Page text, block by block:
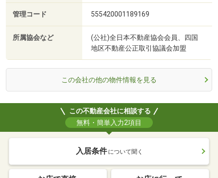
管理コード 555420001189169
所属協会など
(公社)全日本不動産協会会員、四国
地区不動産公正取引協議会加盟
この会社の他の物件情報を見る
この不動産会社に相談する
無料・簡単入力2項目
入居条件 について聞く